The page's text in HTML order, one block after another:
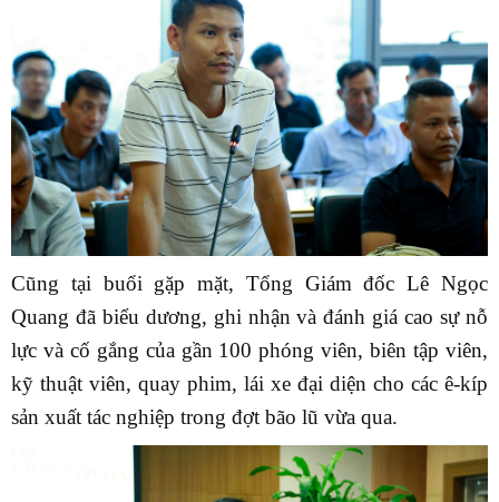
Cũng tại buổi gặp mặt, Tổng Giám đốc Lê Ngọc
Quang đã biểu dương, ghi nhận và đánh giá cao sự nỗ
lực và cố gắng của gần 100 phóng viên, biên tập viên,
kỹ thuật viên, quay phim, lái xe đại diện cho các ê-kíp
sản xuất tác nghiệp trong đợt bão lũ vừa qua.